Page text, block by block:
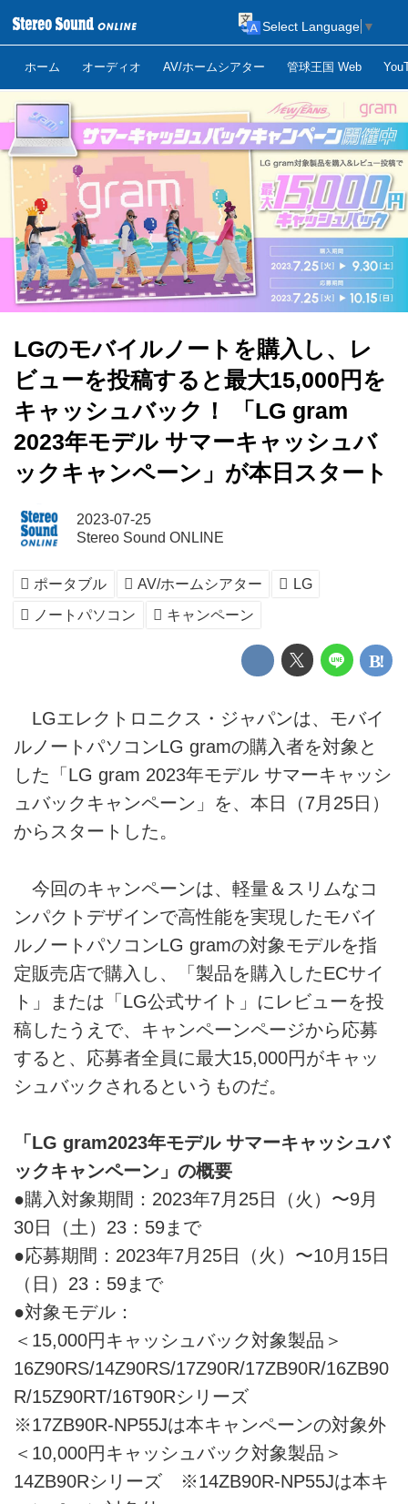
ホーム オーディオ AV/ホームシアター 管球王国 Web
Select Language ▼
LGのモバイルノートを購入し、レ
ビューを投稿すると最大15,000円を
キャッシュバック！ 「LG gram
2023年モデル サマーキャッシュバ
ックキャンペーン」が本日スタート
2023-07-25
Stereo Sound ONLINE
ポータブル AV/ホームシアター
LG
ノートパソコン
キャンペーン
LGエレクトロニクス・ジャパンは、モバイ
ルノートパソコンLG gramの購入者を対象と
した「LG gram 2023年モデル サマーキャッシ
ュバックキャンペーン」を、本日（7月25日）
からスタートした。
今回のキャンペーンは、軽量＆スリムなコ
ンパクトデザインで高性能を実現したモバイ
ルノートパソコンLG gramの対象モデルを指
定販売店で購入し、「製品を購入したECサイ
ト」または「LG公式サイト」にレビューを投
稿したうえで、キャンペーンページから応募
すると、応募者全員に最大15,000円がキャッ
シュバックされるというものだ。
「LG gram2023年モデル サマーキャッシュバ
ックキャンペーン」の概要
●購入対象期間：2023年7月25日（火）〜9月
30日（土）23：59まで
●応募期間：2023年7月25日（火）〜10月15日
（日）23：59まで
●対象モデル：
＜15,000円キャッシュバック対象製品＞
16Z90RS/14Z90RS/17Z90R/17ZB90R/16ZB90
R/15Z90RT/16T90Rシリーズ
※17ZB90R-NP55Jは本キャンペーンの対象外
＜10,000円キャッシュバック対象製品＞
14ZB90Rシリーズ ※14ZB90R-NP55Jは本キ